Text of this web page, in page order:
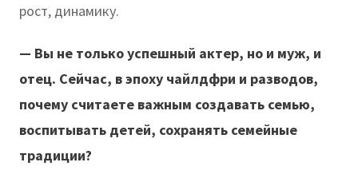
рост, динамику.
— Вы не только успешный актер, но и муж, и
отец. Сейчас, в эпоху чайлдфри и разводов,
почему считаете важным создавать семью,
воспитывать детей, сохранять семейные
традиции?